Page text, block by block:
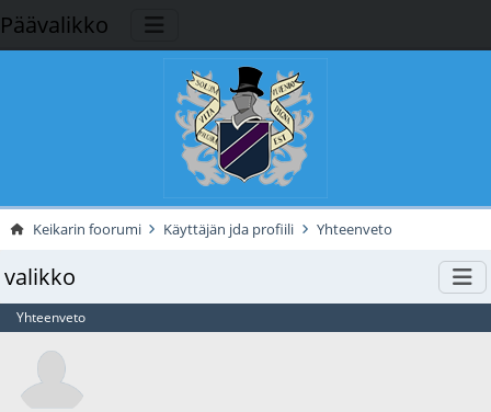
Päävalikko
Keikarin foorumi Käyttäjän jda profiili Yhteenveto
valikko
Yhteenveto